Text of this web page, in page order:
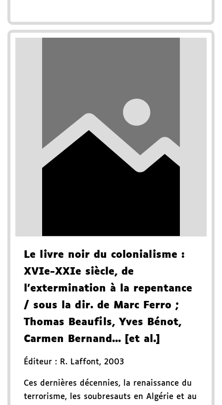
Le livre noir du colonialisme :
XVIe-XXIe siècle, de
l'extermination à la repentance
/ sous la dir. de Marc Ferro ;
Thomas Beaufils, Yves Bénot,
Carmen Bernand... [et al.]
Éditeur : R. Laffont, 2003
Ces dernières décennies, la renaissance du
terrorisme, les soubresauts en Algérie et au